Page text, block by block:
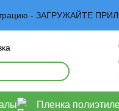
- ЗАГРУЖАЙТЕ
Пленка